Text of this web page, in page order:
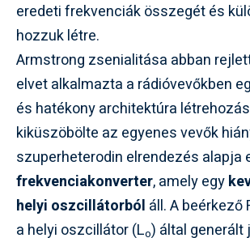
eredeti frekvenciák összegét és
hozzuk létre.
Armstrong zsenialitása abban
elvet alkalmazta a rádióvevőkben
és hatékony architektúra
kiküszöbölte az egyenes vevők
szuperheterodin elrendezés alapja
frekvenciakonverter, amely egy
helyi oszcillátorból áll. A beérkező
a helyi oszcillátor (Lo) által generált